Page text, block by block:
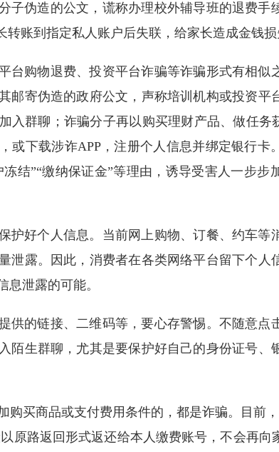
子伪造的公文，谎称办理校外辅导班的退费手
账到指定私人账户后失联，给家长造成金钱损
台购物退费、投资平台诈骗等诈骗形式有相似
邮寄伪造的政府公文，声称培训机构或投资平
入群聊；诈骗分子再以购买理财产品、做任务
或下载涉诈APP，注册个人信息并绑定银行卡
结”“缴纳保证金”等理由，诱导受害人一步步
护好个人信息。当前网上购物、订餐、约车等
泄露。因此，消费者在各类网络平台留下个人
息泄露的可能。
供的链接、二维码等，要心存警惕。不随意点
陌生群聊，尤其是要保护好自己的身份证号、
购买商品或支付费用条件的，都是诈骗。目前
原路返回形式返还给本人缴费账号，不会再向